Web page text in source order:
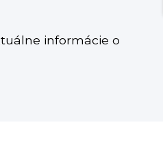
informácie o